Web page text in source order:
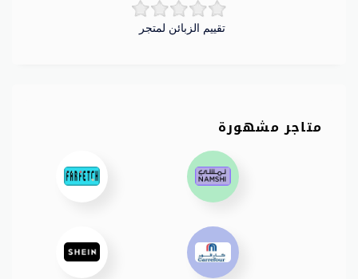
تقييم الزبائن لمتجر
متاجر مشهورة